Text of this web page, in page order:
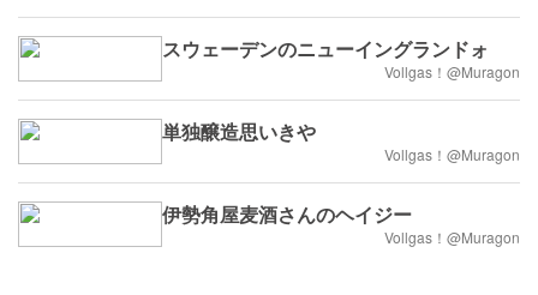
スウェーデンのニューイングランドォ
Vollgas！@Muragon
単独醸造思いきや
Vollgas！@Muragon
伊勢角屋麦酒さんのヘイジー
Vollgas！@Muragon